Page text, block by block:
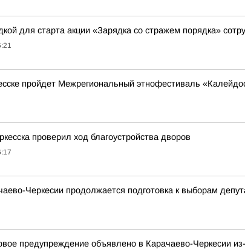
для старта акции «Зарядка со стражем порядка»
пройдет Межрегиональный этнофестиваль
проверил ход благоустройства дворов
Черкесии продолжается подготовка к выборам
предупреждение объявлено в Карачаево-Черкесии